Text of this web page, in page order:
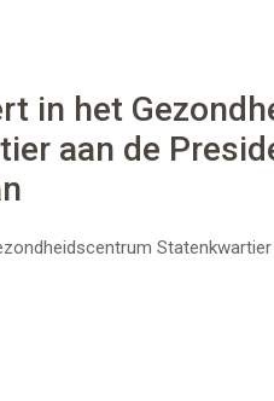
in het
aan de